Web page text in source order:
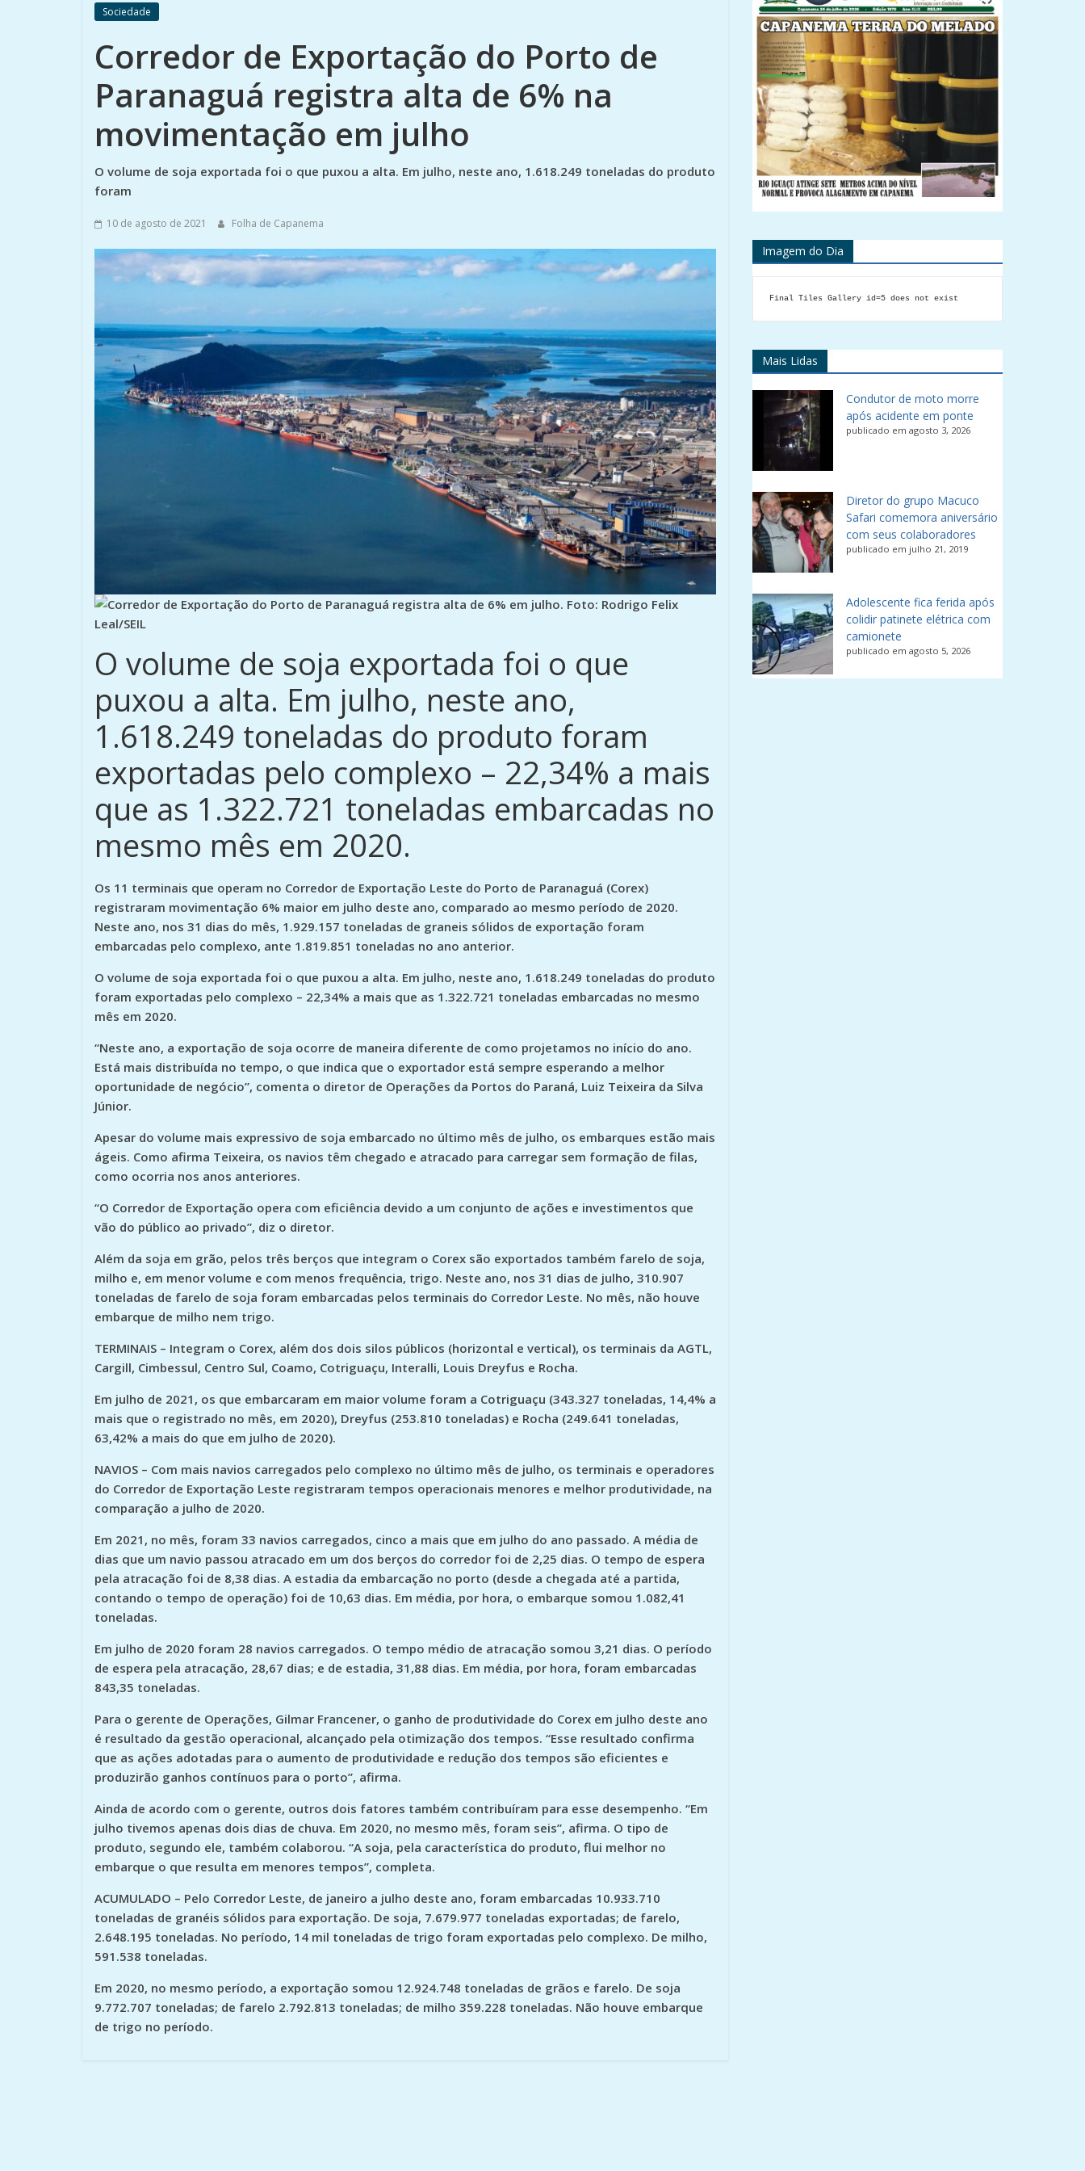
Sociedade
Corredor de Exportação do Porto de
Paranaguá registra alta de 6% na
movimentação em julho
O volume de soja exportada foi o que puxou a alta. Em julho, neste ano, 1.618.249 toneladas do produto
foram
10 de agosto de 2021 Folha de Capanema
O volume de soja exportada foi o que
puxou a alta. Em julho, neste ano,
1.618.249 toneladas do produto foram
exportadas pelo complexo – 22,34% a mais
que as 1.322.721 toneladas embarcadas no
mesmo mês em 2020.
Os 11 terminais que operam no Corredor de Exportação Leste do Porto de Paranaguá (Corex)
registraram movimentação 6% maior em julho deste ano, comparado ao mesmo período de 2020.
Neste ano, nos 31 dias do mês, 1.929.157 toneladas de graneis sólidos de exportação foram
embarcadas pelo complexo, ante 1.819.851 toneladas no ano anterior.
O volume de soja exportada foi o que puxou a alta. Em julho, neste ano, 1.618.249 toneladas do produto
foram exportadas pelo complexo – 22,34% a mais que as 1.322.721 toneladas embarcadas no mesmo
mês em 2020.
“Neste ano, a exportação de soja ocorre de maneira diferente de como projetamos no início do ano.
Está mais distribuída no tempo, o que indica que o exportador está sempre esperando a melhor
oportunidade de negócio”, comenta o diretor de Operações da Portos do Paraná, Luiz Teixeira da Silva
Júnior.
Apesar do volume mais expressivo de soja embarcado no último mês de julho, os embarques estão mais
ágeis. Como afirma Teixeira, os navios têm chegado e atracado para carregar sem formação de filas,
como ocorria nos anos anteriores.
“O Corredor de Exportação opera com eficiência devido a um conjunto de ações e investimentos que
vão do público ao privado”, diz o diretor.
Além da soja em grão, pelos três berços que integram o Corex são exportados também farelo de soja,
milho e, em menor volume e com menos frequência, trigo. Neste ano, nos 31 dias de julho, 310.907
toneladas de farelo de soja foram embarcadas pelos terminais do Corredor Leste. No mês, não houve
embarque de milho nem trigo.
TERMINAIS – Integram o Corex, além dos dois silos públicos (horizontal e vertical), os terminais da AGTL,
Cargill, Cimbessul, Centro Sul, Coamo, Cotriguaçu, Interalli, Louis Dreyfus e Rocha.
Em julho de 2021, os que embarcaram em maior volume foram a Cotriguaçu (343.327 toneladas, 14,4% a
mais que o registrado no mês, em 2020), Dreyfus (253.810 toneladas) e Rocha (249.641 toneladas,
63,42% a mais do que em julho de 2020).
NAVIOS – Com mais navios carregados pelo complexo no último mês de julho, os terminais e operadores
do Corredor de Exportação Leste registraram tempos operacionais menores e melhor produtividade, na
comparação a julho de 2020.
Em 2021, no mês, foram 33 navios carregados, cinco a mais que em julho do ano passado. A média de
dias que um navio passou atracado em um dos berços do corredor foi de 2,25 dias. O tempo de espera
pela atracação foi de 8,38 dias. A estadia da embarcação no porto (desde a chegada até a partida,
contando o tempo de operação) foi de 10,63 dias. Em média, por hora, o embarque somou 1.082,41
toneladas.
Em julho de 2020 foram 28 navios carregados. O tempo médio de atracação somou 3,21 dias. O período
de espera pela atracação, 28,67 dias; e de estadia, 31,88 dias. Em média, por hora, foram embarcadas
843,35 toneladas.
Para o gerente de Operações, Gilmar Francener, o ganho de produtividade do Corex em julho deste ano
é resultado da gestão operacional, alcançado pela otimização dos tempos. “Esse resultado confirma
que as ações adotadas para o aumento de produtividade e redução dos tempos são eficientes e
produzirão ganhos contínuos para o porto”, afirma.
Ainda de acordo com o gerente, outros dois fatores também contribuíram para esse desempenho. “Em
julho tivemos apenas dois dias de chuva. Em 2020, no mesmo mês, foram seis”, afirma. O tipo de
produto, segundo ele, também colaborou. “A soja, pela característica do produto, flui melhor no
embarque o que resulta em menores tempos”, completa.
ACUMULADO – Pelo Corredor Leste, de janeiro a julho deste ano, foram embarcadas 10.933.710
toneladas de granéis sólidos para exportação. De soja, 7.679.977 toneladas exportadas; de farelo,
2.648.195 toneladas. No período, 14 mil toneladas de trigo foram exportadas pelo complexo. De milho,
591.538 toneladas.
Em 2020, no mesmo período, a exportação somou 12.924.748 toneladas de grãos e farelo. De soja
9.772.707 toneladas; de farelo 2.792.813 toneladas; de milho 359.228 toneladas. Não houve embarque
de trigo no período.
Imagem do Dia
Final Tiles Gallery id=5 does not exist
Mais Lidas
Condutor de moto morre
após acidente em ponte
publicado em agosto 3, 2026
Diretor do grupo Macuco
Safari comemora aniversário
com seus colaboradores
publicado em julho 21, 2019
Adolescente fica ferida após
colidir patinete elétrica com
camionete
publicado em agosto 5, 2026